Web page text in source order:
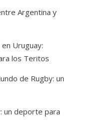
Argentina y
Uruguay:
los Teritos
de Rugby: un
un deporte para